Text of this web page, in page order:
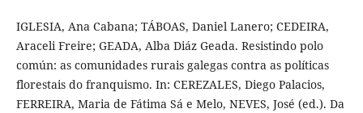
IGLESIA, Ana Cabana; TÁBOAS, Daniel Lanero; CEDEIRA,
Araceli Freire; GEADA, Alba Diáz Geada. Resistindo polo
común: as comunidades rurais galegas contra as políticas
florestais do franquismo. In: CEREZALES, Diego Palacios,
FERREIRA, Maria de Fátima Sá e Melo, NEVES, José (ed.). Da